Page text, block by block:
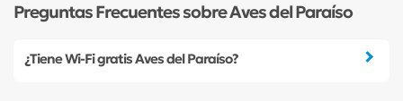
Preguntas Frecuentes sobre Aves del Paraíso
¿Tiene Wi-Fi gratis Aves del Paraíso?